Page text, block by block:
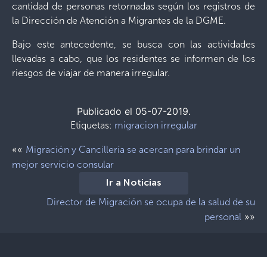
cantidad de personas retornadas según los registros de
la Dirección de Atención a Migrantes de la DGME.
Bajo este antecedente, se busca con las actividades
llevadas a cabo, que los residentes se informen de los
riesgos de viajar de manera irregular.
Publicado el 05-07-2019.
Etiquetas: migracion irregular
«« Migración y Cancillería se acercan para brindar un
mejor servicio consular
Ir a Noticias
Director de Migración se ocupa de la salud de su
personal »»